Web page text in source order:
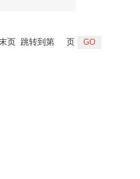
页 跳转到第 页